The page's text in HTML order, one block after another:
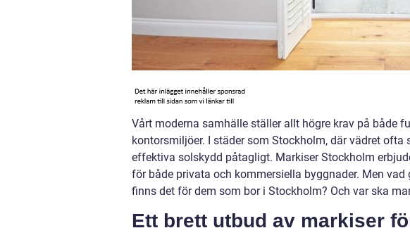
Vårt moderna samhälle ställer allt högre krav på både
kontorsmiljöer. I städer som Stockholm, där vädret
effektiva solskydd påtagligt. Markiser Stockholm
för både privata och kommersiella byggnader. Men
finns det för dem som bor i Stockholm? Och var ska
Ett brett utbud av markiser